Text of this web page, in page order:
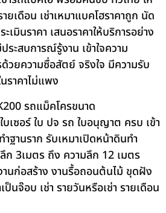
ยเดือน เช่าเหมาแบคโฮราคาถูก นัด
เมินราคา เสนอราคาให้บริการอย่าง
ะสบการณ์รู้งาน เข้าใจความ
วยความซื่อสัตย์ จริงใจ มีความรับ
ราคาไม่แพง
รถแม็คโครขนาด
เซอร์ ใบ ปจ รถ ใบอนุญาต ครบ เข้า
ฐานราก รับเหมาเปิดหน้าดินทำ
ก 3เมตร ถึง ความลึก 12 เมตร
นก่อสร้าง งานรื้อถอนต้นไม้ ขุดฝัง
นจ๊อบ เช่า รายวันหรือเช่า รายเดือน